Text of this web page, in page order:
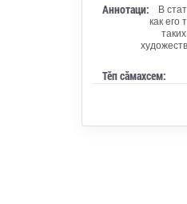
Аннотаци:
В
как его
Тӗп сӑмахсем: